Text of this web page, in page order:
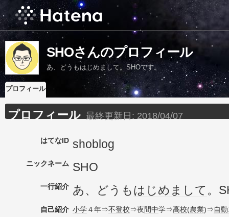
SHOさんのプロフィール
あ、どうもはじめまして。SHOです。
プロフィール
プロフィール 最終更新日: 2018/04/07
はてなID shoblog
ニックネーム SHO
一行紹介 あ、どうもはじめまして 。
自己紹介 小学４年⇒不登校⇒夜間中学⇒高校(農業)⇒自